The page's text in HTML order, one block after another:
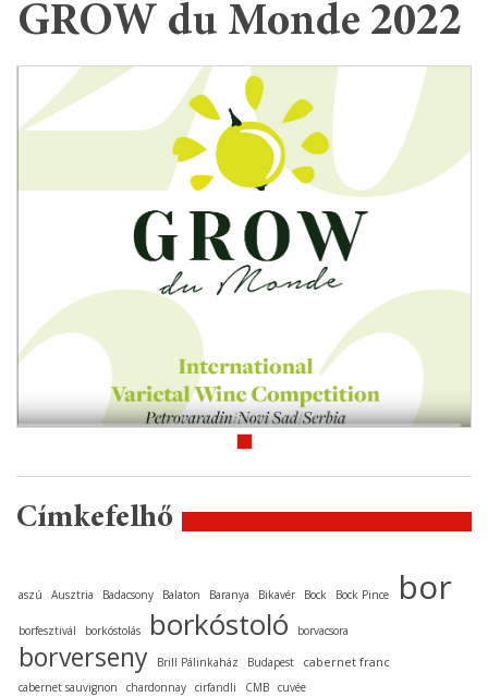
GROW du Monde 2022
Címkefelhő
aszú Ausztria Badacsony Balaton Baranya Bikavér Bock Bock Pince bor
borfesztivál borkóstolás borkóstoló borvacsora
borverseny Brill Pálinkaház Budapest cabernet franc
cabernet sauvignon chardonnay cirfandli CMB cuvée